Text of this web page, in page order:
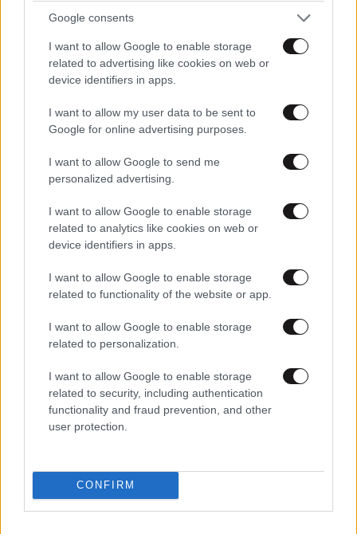
Google consents
I want to allow Google to enable storage
related to advertising like cookies on web or
device identifiers in apps.
I want to allow my user data to be sent to
Google for online advertising purposes.
I want to allow Google to send me
personalized advertising.
I want to allow Google to enable storage
related to analytics like cookies on web or
device identifiers in apps.
I want to allow Google to enable storage
related to functionality of the website or app.
I want to allow Google to enable storage
related to personalization.
I want to allow Google to enable storage
related to security, including authentication
functionality and fraud prevention, and other
user protection.
CONFIRM
Αυτήν την 15·10·2021 01:34
είχα ξεχάσει.. Άντε και καμιά νέα μετάλλαξη της
γρίπης για να αγχωνομαστε πιο πολύ..
Ξεχάσει στην ζωή σου! Το πρώτο τον ίδιο τον
Απαντήστε